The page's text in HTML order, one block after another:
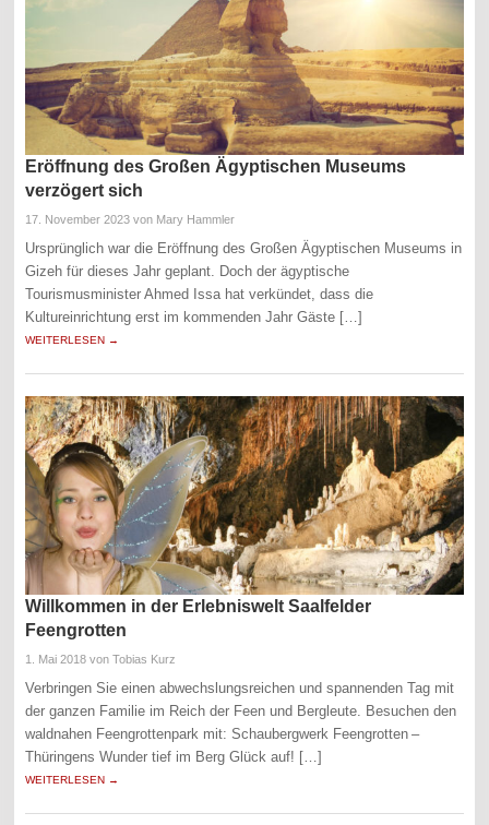
Eröffnung des Großen Ägyptischen Museums
verzögert sich
17. November 2023 von Mary Hammler
Ursprünglich war die Eröffnung des Großen Ägyptischen Museums in
Gizeh für dieses Jahr geplant. Doch der ägyptische
Tourismusminister Ahmed Issa hat verkündet, dass die
Kultureinrichtung erst im kommenden Jahr Gäste […]
WEITERLESEN →
Willkommen in der Erlebniswelt Saalfelder
Feengrotten
1. Mai 2018 von Tobias Kurz
Verbringen Sie einen abwechslungsreichen und spannenden Tag mit
der ganzen Familie im Reich der Feen und Bergleute. Besuchen den
waldnahen Feengrottenpark mit: Schaubergwerk Feengrotten –
Thüringens Wunder tief im Berg Glück auf! […]
WEITERLESEN →